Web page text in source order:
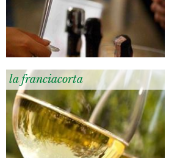
la franciacorta